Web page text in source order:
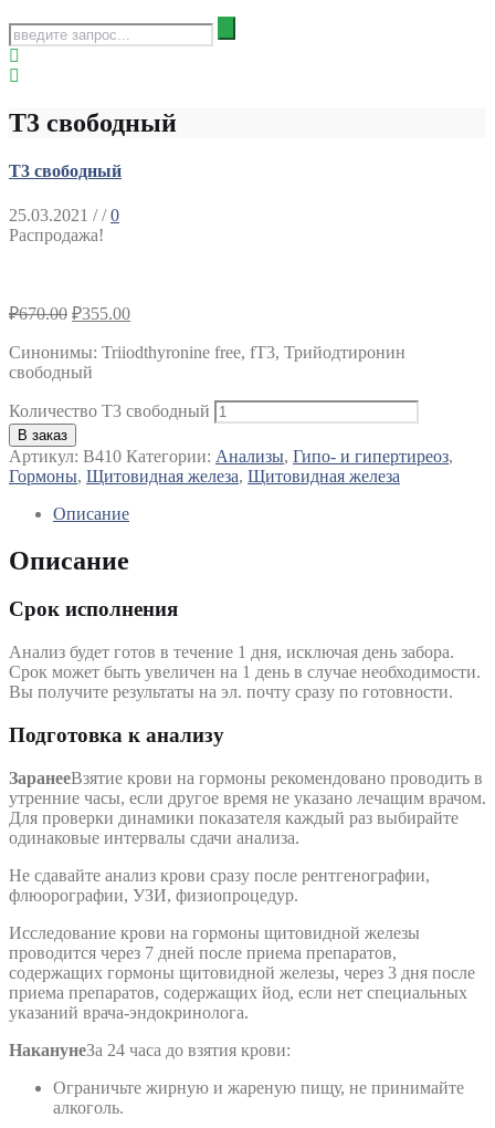
Т3 свободный
Т3 свободный
25.03.2021 / /0
Распродажа!
₽670.00 ₽355.00
Синонимы: Triiodthyronine free, fТ3, Трийодтиронин
свободный
Количество Т3 свободный
В заказ
Артикул: B410 Категории: Анализы, Гипо- и гипертиреоз,
Гормоны, Щитовидная железа, Щитовидная железа
Описание
Описание
Срок исполнения
Анализ будет готов в течение 1 дня, исключая день забора.
Срок может быть увеличен на 1 день в случае необходимости.
Вы получите результаты на эл. почту сразу по готовности.
Подготовка к анализу
ЗаранееВзятие крови на гормоны рекомендовано проводить в
утренние часы, если другое время не указано лечащим врачом.
Для проверки динамики показателя каждый раз выбирайте
одинаковые интервалы сдачи анализа.
Не сдавайте анализ крови сразу после рентгенографии,
флюорографии, УЗИ, физиопроцедур.
Исследование крови на гормоны щитовидной железы
проводится через 7 дней после приема препаратов,
содержащих гормоны щитовидной железы, через 3 дня после
приема препаратов, содержащих йод, если нет специальных
указаний врача-эндокринолога.
НаканунеЗа 24 часа до взятия крови:
Ограничьте жирную и жареную пищу, не принимайте
алкоголь.